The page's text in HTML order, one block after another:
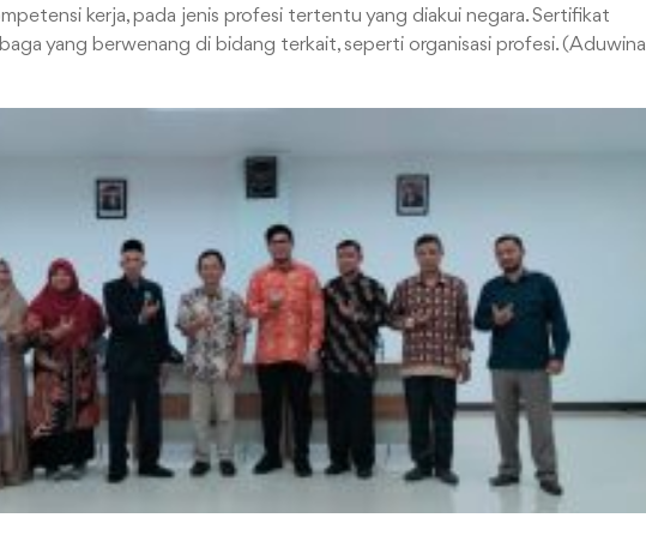
kerja, pada jenis profesi tertentu yang diakui negara. Sertifikat
yang berwenang di bidang terkait, seperti organisasi profesi. (Aduwina